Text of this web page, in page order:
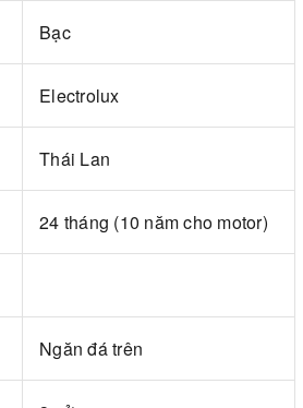
Bạc
Electrolux
Thái Lan
24 tháng (10 năm cho motor)
Ngăn đá trên